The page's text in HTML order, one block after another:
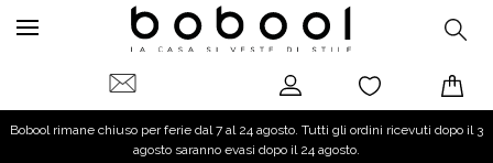
Bobool rimane chiuso per ferie dal 7 al 24 agosto. Tutti gli ordini ricevuti dopo il 3
agosto saranno evasi dopo il 24 agosto.